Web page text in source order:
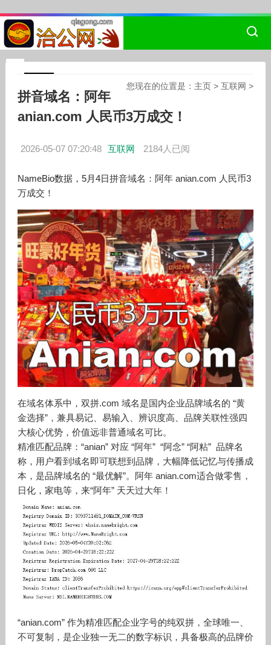
您现在的位置是： 主页 >互联网 >
拼音域名：阿年
anian.com 人民币3万成交！
2026-05-07 07:20:48 互联网 2184人已阅
NameBio数据，5月4日拼音域名：阿年 anian.com 人民币3
万成交！
在域名体系中，双拼.com 域名是国内企业品牌域名的 “黄
金选择”，兼具易记、易输入、辨识度高、品牌关联性强四
大核心优势，价值远非普通域名可比。
精准匹配品牌：“anian” 对应 “阿年” “阿念” “阿粘” 品牌名
称，用户看到域名即可联想到品牌，大幅降低记忆与传播成
本，是品牌域名的 “最优解”。 阿年 anian.com适合做零售，
日化，家电等，来“阿年” 天天过大年！
“anian.com” 作为精准匹配企业字号的纯双拼，全球唯一、
不可复制，是企业独一无二的数字标识，具备极高的品牌价